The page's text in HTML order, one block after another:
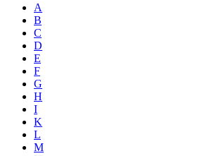
A
B
C
D
E
F
G
H
I
K
L
M